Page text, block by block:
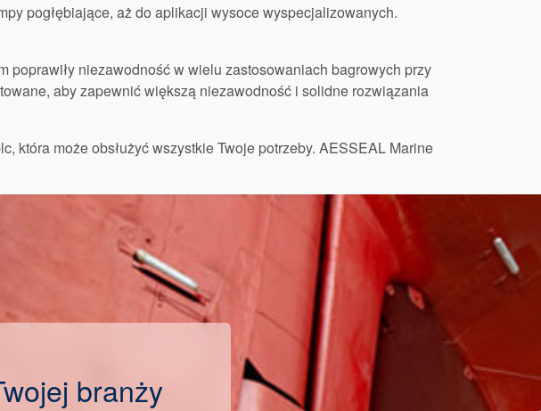
pogłębiające, aż do aplikacji wysoce wyspecjalizowanych.
niezawodność w wielu zastosowaniach bagrowych przy
aby zapewnić większą niezawodność i solidne rozwiązania
która może obsłużyć wszystkie Twoje potrzeby. AESSEAL Marine
branży